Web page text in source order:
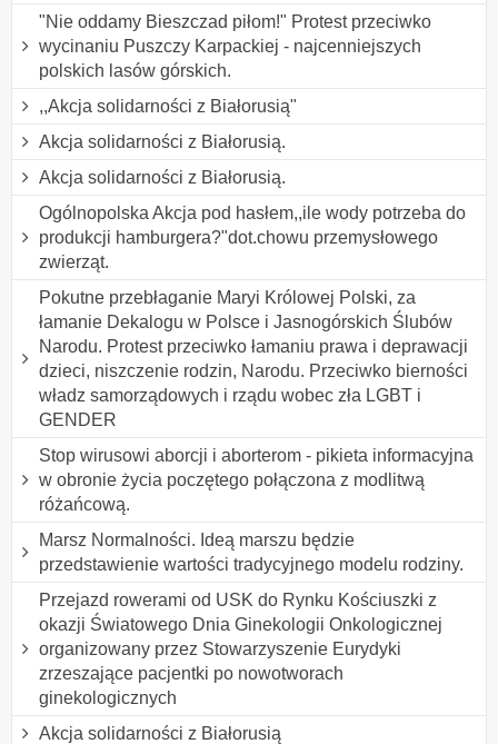
"Nie oddamy Bieszczad piłom!" Protest przeciwko
wycinaniu Puszczy Karpackiej - najcenniejszych
polskich lasów górskich.
,,Akcja solidarności z Białorusią"
Akcja solidarności z Białorusią.
Akcja solidarności z Białorusią.
Ogólnopolska Akcja pod hasłem,,ile wody potrzeba do
produkcji hamburgera?"dot.chowu przemysłowego
zwierząt.
Pokutne przebłaganie Maryi Królowej Polski, za
łamanie Dekalogu w Polsce i Jasnogórskich Ślubów
Narodu. Protest przeciwko łamaniu prawa i deprawacji
dzieci, niszczenie rodzin, Narodu. Przeciwko bierności
władz samorządowych i rządu wobec zła LGBT i
GENDER
Stop wirusowi aborcji i aborterom - pikieta informacyjna
w obronie życia poczętego połączona z modlitwą
różańcową.
Marsz Normalności. Ideą marszu będzie
przedstawienie wartości tradycyjnego modelu rodziny.
Przejazd rowerami od USK do Rynku Kościuszki z
okazji Światowego Dnia Ginekologii Onkologicznej
organizowany przez Stowarzyszenie Eurydyki
zrzeszające pacjentki po nowotworach
ginekologicznych
Akcja solidarności z Białorusią